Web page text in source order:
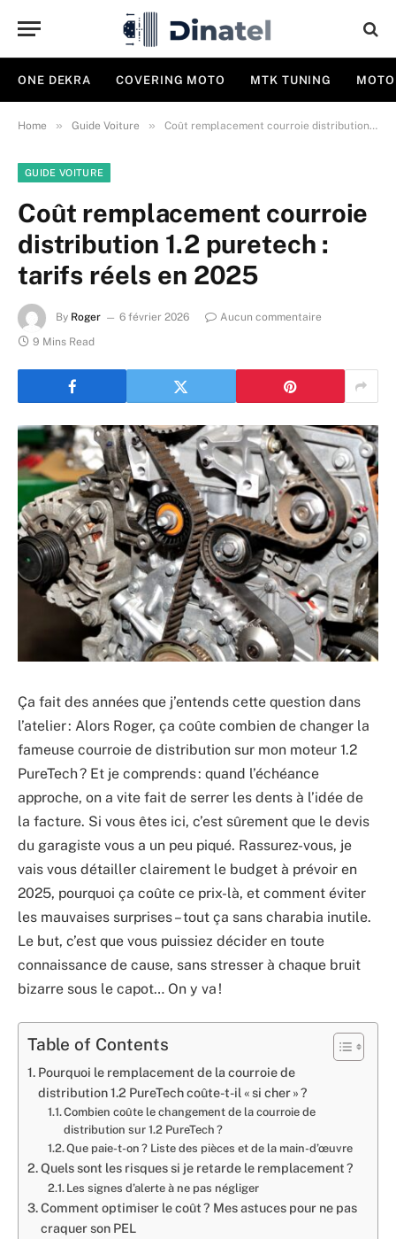
ONE DEKRA COVERING MOTO MTK TUNING
Home » Guide Voiture » Coût remplacement courroie distribution 1.2 puretech : tarifs réels en 2025
GUIDE VOITURE
Coût remplacement courroie
distribution 1.2 puretech :
tarifs réels en 2025
By Roger 6 février 2026
Aucun commentaire
9 Mins Read
Ça fait des années que j’entends cette question dans
l’atelier : Alors Roger, ça coûte combien de changer la
fameuse courroie de distribution sur mon moteur 1.2
PureTech ? Et je comprends : quand l’échéance
approche, on a vite fait de serrer les dents à l’idée de
la facture. Si vous êtes ici, c’est sûrement que le devis
du garagiste vous a un peu piqué. Rassurez-vous, je
vais vous détailler clairement le budget à prévoir en
2025, pourquoi ça coûte ce prix-là, et comment éviter
les mauvaises surprises – tout ça sans charabia inutile.
Le but, c’est que vous puissiez décider en toute
connaissance de cause, sans stresser à chaque bruit
bizarre sous le capot… On y va !
Table of Contents
Pourquoi le remplacement de la courroie de
distribution 1.2 PureTech coûte-t-il « si cher » ?
Combien coûte le changement de la courroie de
distribution sur 1.2 PureTech ?
Que paie-t-on ? Liste des pièces et de la main-d’œuvre
Quels sont les risques si je retarde le remplacement ?
Les signes d’alerte à ne pas négliger
Comment optimiser le coût ? Mes astuces pour ne pas
craquer son PEL